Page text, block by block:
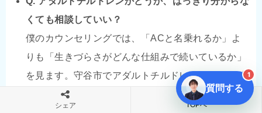
くても相談していい？
僕のカウンセリングでは、「ACと名乗れるか」よ
りも「生きづらさがどんな仕組みで続いているか」
を見ます。守谷市でアダルトチルドレンかも、と感
じる段階でも大丈夫です。
シェア TOPへ
質問する
1